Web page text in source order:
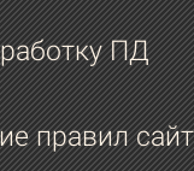
ПД
правил